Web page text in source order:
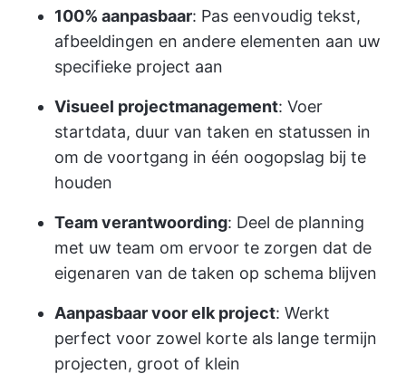
100% aanpasbaar: Pas eenvoudig tekst,
afbeeldingen en andere elementen aan uw
specifieke project aan
Visueel projectmanagement: Voer
startdata, duur van taken en statussen in
om de voortgang in één oogopslag bij te
houden
Team verantwoording: Deel de planning
met uw team om ervoor te zorgen dat de
eigenaren van de taken op schema blijven
Aanpasbaar voor elk project: Werkt
perfect voor zowel korte als lange termijn
projecten, groot of klein